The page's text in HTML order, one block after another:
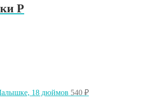
Р
540 ₽